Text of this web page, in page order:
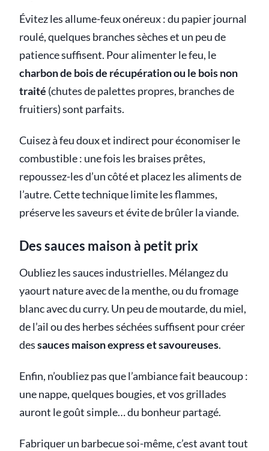
Évitez les allume-feux onéreux : du papier journal
roulé, quelques branches sèches et un peu de
patience suffisent. Pour alimenter le feu, le
charbon de bois de récupération ou le bois non
traité (chutes de palettes propres, branches de
fruitiers) sont parfaits.
Cuisez à feu doux et indirect pour économiser le
combustible : une fois les braises prêtes,
repoussez-les d’un côté et placez les aliments de
l’autre. Cette technique limite les flammes,
préserve les saveurs et évite de brûler la viande.
Des sauces maison à petit prix
Oubliez les sauces industrielles. Mélangez du
yaourt nature avec de la menthe, ou du fromage
blanc avec du curry. Un peu de moutarde, du miel,
de l’ail ou des herbes séchées suffisent pour créer
dessauces maison express et savoureuses.
Enfin, n’oubliez pas que l’ambiance fait beaucoup :
une nappe, quelques bougies, et vos grillades
auront le goût simple… du bonheur partagé.
Fabriquer un barbecue soi-même, c’est avant tout